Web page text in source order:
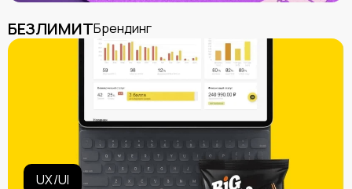
БЕЗЛИМИТБрендинг
UX/UI